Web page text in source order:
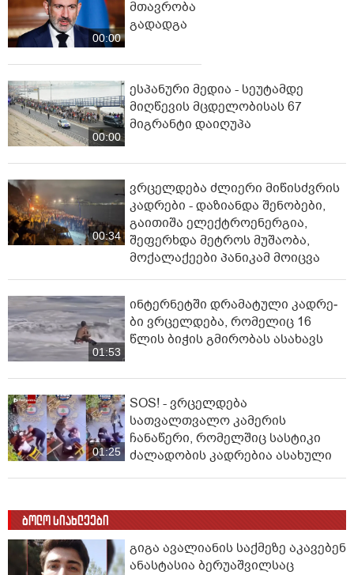
00:00
მთავრობა
გადადგა
00:00
ესპანური მედია - სეუტამდე
მიღწევის მცდელობისას 67
მიგრანტი დაიღუპა
00:34
ვრცელდება ძლიერი მიწისძვრის
კადრები - დაზიანდა შენობები,
გაითიშა ელექტროენერგია,
შეფერხდა მეტროს მუშაობა,
მოქალაქეები პანიკამ მოიცვა
01:53
ინ­ტერ­ნეტ­ში დრა­მა­ტუ­ლი კად­რე­
ბი ვრცელდება, რომელიც 16
წლის ბიჭის გმირობას ასახავს
01:25
SOS! - ვრცელდება
სათვალთვალო კამერის
ჩანაწერი, რომელშიც სასტიკი
ძალადობის კადრებია ასახული
ბოლო სიახლეები
გიგა ავალიანის საქმეზე აკავებენ
ანასტასია ბერუაშვილსაც